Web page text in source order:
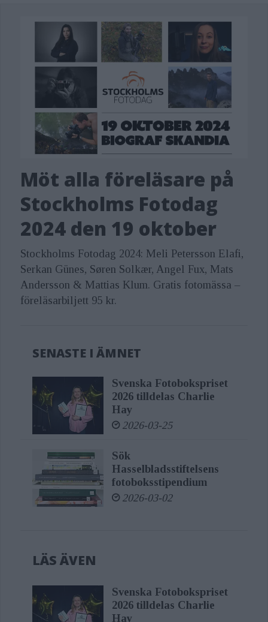
Möt alla föreläsare på
Stockholms Fotodag
2024 den 19 oktober
Stockholms Fotodag 2024: Meli Petersson Elafi,
Serkan Günes, Søren Solkær, Angel Fux, Mats
Andersson & Mattias Klum. Gratis fotomässa –
föreläsarbiljett 95 kr.
SENASTE I ÄMNET
Svenska Fotobokspriset
2026 tilldelas Charlie
Hay
2026-03-25
Sök
Hasselbladsstiftelsens
fotoboksstipendium
2026-03-02
LÄS ÄVEN
Svenska Fotobokspriset
2026 tilldelas Charlie
Hay